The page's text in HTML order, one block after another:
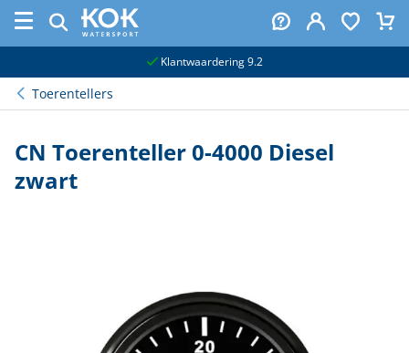
Klantwaardering 9.2
Toerentellers
CN Toerenteller 0-4000 Diesel
zwart